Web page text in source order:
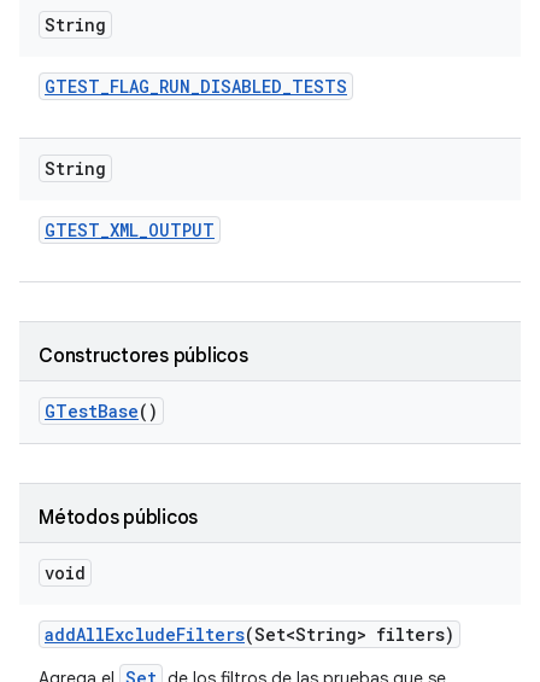
String
GTEST_FLAG_RUN_DISABLED_TESTS
String
GTEST_XML_OUTPUT
Constructores públicos
GTestBase()
Métodos públicos
void
addAllExcludeFilters(Set<String> filters)